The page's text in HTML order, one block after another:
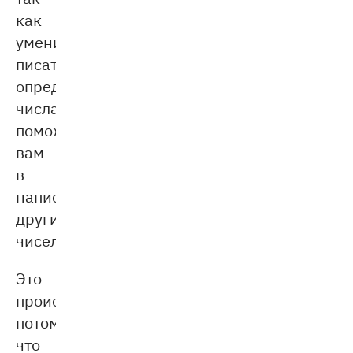
как
умение
писать
определённые
числа
поможет
вам
в
написании
других
чисел.
Это
происходит
потому,
что